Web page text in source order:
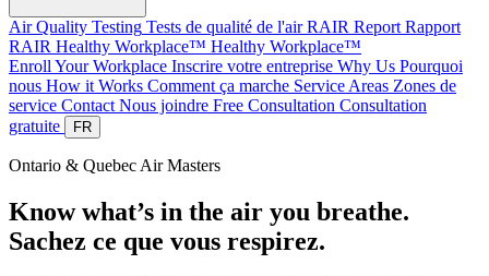
Air Quality Testing Tests de qualité de l'air RAIR Report Rapport
RAIR Healthy Workplace™ Healthy Workplace™
Enroll Your Workplace Inscrire votre entreprise Why Us Pourquoi
nous How it Works Comment ça marche Service Areas Zones de
service Contact Nous joindre Free Consultation Consultation
gratuite
FR
Ontario & Quebec Air Masters
Know what’s in the air you breathe.
Sachez ce que vous respirez.